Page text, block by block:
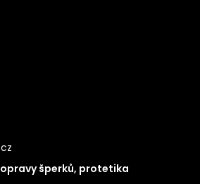
šperků, protetika